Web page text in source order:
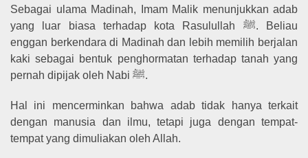
Sebagai ulama Madinah, Imam Malik menunjukkan adab
yang luar biasa terhadap kota Rasulullah ﷺ. Beliau
enggan berkendara di Madinah dan lebih memilih berjalan
kaki sebagai bentuk penghormatan terhadap tanah yang
pernah dipijak oleh Nabi ﷺ.
Hal ini mencerminkan bahwa adab tidak hanya terkait
dengan manusia dan ilmu, tetapi juga dengan tempat-
tempat yang dimuliakan oleh Allah.